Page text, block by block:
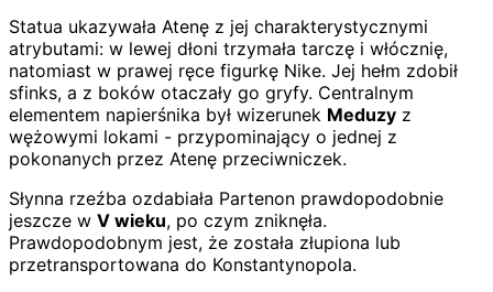
Statua ukazywała Atenę z jej charakterystycznymi
atrybutami: w lewej dłoni trzymała tarczę i włócznię,
natomiast w prawej ręce figurkę Nike. Jej hełm zdobił
sfinks, a z boków otaczały go gryfy. Centralnym
elementem napierśnika był wizerunek Meduzy z
wężowymi lokami - przypominający o jednej z
pokonanych przez Atenę przeciwniczek.
Słynna rzeźba ozdabiała Partenon prawdopodobnie
jeszcze w V wieku, po czym zniknęła.
Prawdopodobnym jest, że została złupiona lub
przetransportowana do Konstantynopola.